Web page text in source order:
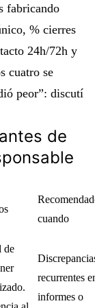
fabricando
% cierres
24h/72h y
cuatro se
peor”: discutí
de
cuando
de
recurrentes
informes o